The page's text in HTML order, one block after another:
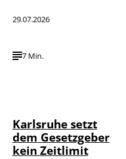
29.07.2026
7 Min.
Karlsruhe setzt
dem Gesetzgeber
kein Zeitlimit